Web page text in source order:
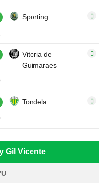
Sporting
Vitoria de
Guimaraes
Tondela
Gil Vicente